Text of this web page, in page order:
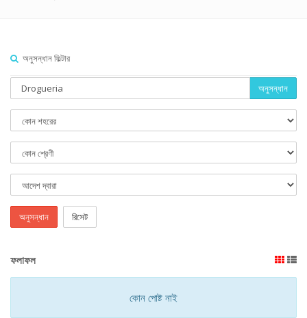
অনুসন্ধান ফিল্টার
অনুসন্ধান
অনুসন্ধান রিসেট
ফলাফল
কোন পোষ্ট নাই